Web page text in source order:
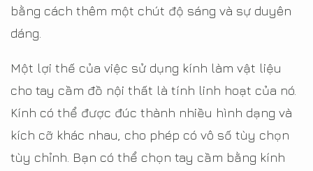
bằng cách thêm một chút độ sáng và sự duyên
dáng.
Một lợi thế của việc sử dụng kính làm vật liệu
cho tay cầm đồ nội thất là tính linh hoạt của nó.
Kính có thể được đúc thành nhiều hình dạng và
kích cỡ khác nhau, cho phép có vô số tùy chọn
tùy chỉnh. Bạn có thể chọn tay cầm bằng kính